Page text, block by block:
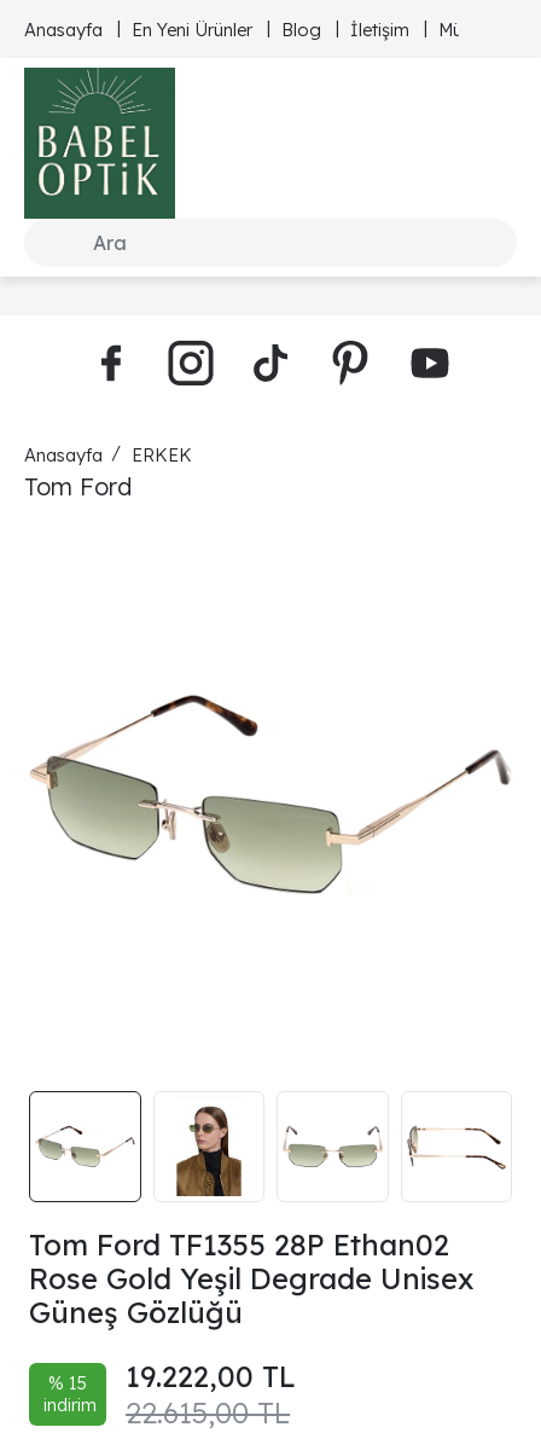
Anasayfa En Yeni Ürünler Blog İletişim Müşteri
Anasayfa ERKEK
Tom Ford
Tom Ford TF1355 28P Ethan02
Rose Gold Yeşil Degrade Unisex
Güneş Gözlüğü
% 15
indirim
22.615,00 TL
19.222,00 TL